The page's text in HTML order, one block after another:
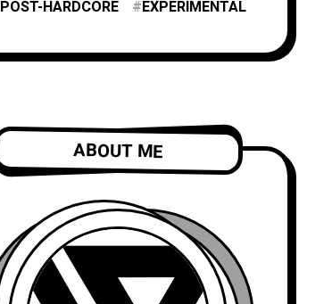
POST-HARDCORE
EXPERIMENTAL
ABOUT ME